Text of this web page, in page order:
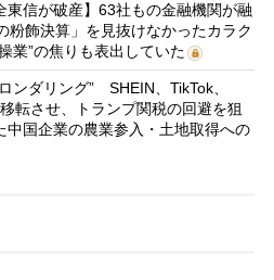
東信が破産】63社もの金融機関が融
粉飾決算」を見抜けなかったカラク
業”の焦りも表出していた
ンダリング” SHEIN、TikTok、
転させ、トランプ関税の回避を狙
国企業の農業参入・土地取得への